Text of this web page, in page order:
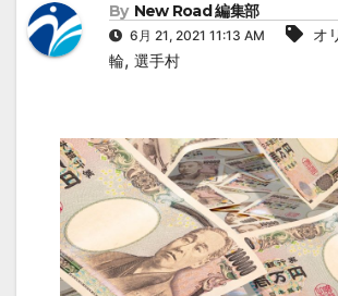
By New Road 編集部
6月 21, 2021 11:13 AM オ
輪, 選手村